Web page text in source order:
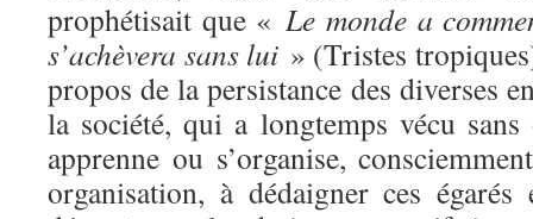
prophétisait que «Le monde a
s’achèvera sans lui » (Tristes
propos de la persistance des diverses
la société, qui a longtemps vécu
apprenne ou s’organise,
organisation, à dédaigner ces